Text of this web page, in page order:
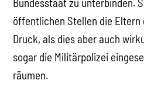
Bundesstaat zu unterbinden.
öffentlichen Stellen die
Druck, als dies aber auch
sogar die Militärpolizei
räumen.